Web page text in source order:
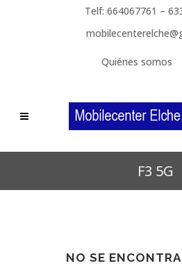
Telf: 664067761 –
Quiénes somos
F3 5G
NO SE